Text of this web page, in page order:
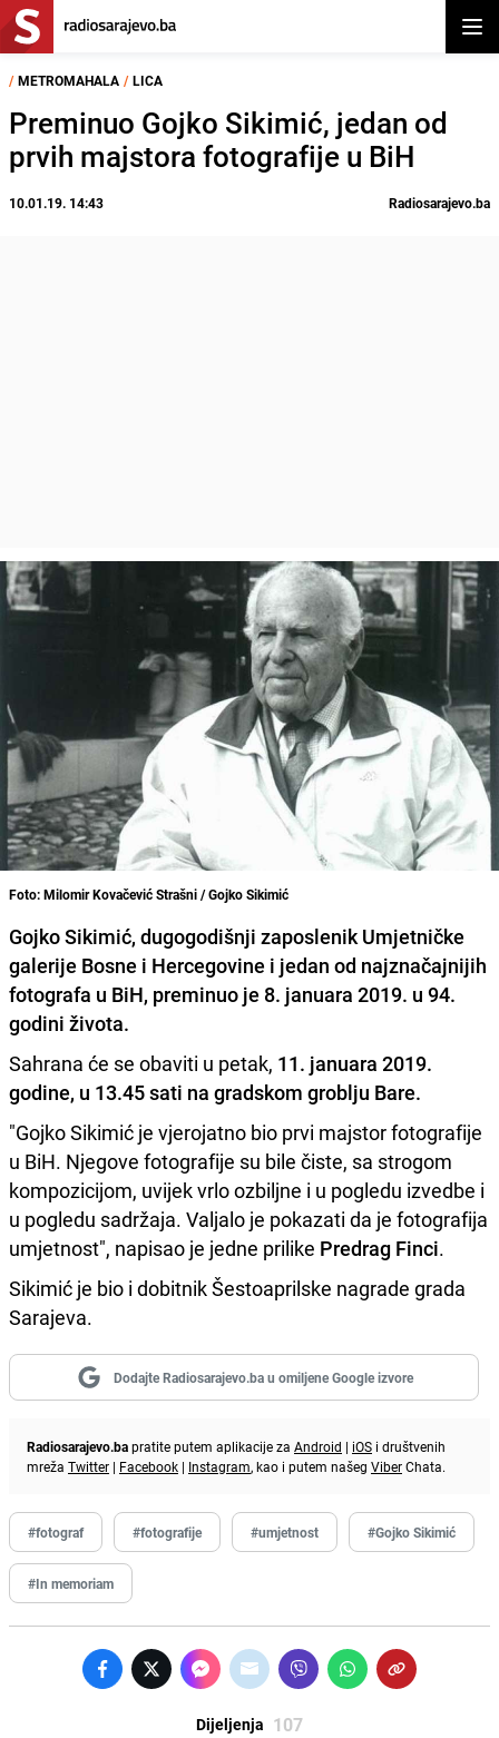
/ METROMAHALA / LICA
Preminuo Gojko Sikimić, jedan od
prvih majstora fotografije u BiH
10.01.19. 14:43 Radiosarajevo.ba
Foto: Milomir Kovačević Strašni / Gojko Sikimić
Gojko Sikimić, dugogodišnji zaposlenik Umjetničke
galerije Bosne i Hercegovine i jedan od najznačajnijih
fotografa u BiH, preminuo je 8. januara 2019. u 94.
godini života.
Sahrana će se obaviti u petak, 11. januara 2019.
godine, u 13.45 sati na gradskom groblju Bare.
"Gojko Sikimić je vjerojatno bio prvi majstor fotografije
u BiH. Njegove fotografije su bile čiste, sa strogom
kompozicijom, uvijek vrlo ozbiljne i u pogledu izvedbe i
u pogledu sadržaja. Valjalo je pokazati da je fotografija
umjetnost", napisao je jedne prilike Predrag Finci.
Sikimić je bio i dobitnik Šestoaprilske nagrade grada
Sarajeva.
Dodajte Radiosarajevo.ba u omiljene Google izvore
Radiosarajevo.bapratite putem aplikacije za Android | iOS i društvenih
mreža Twitter | Facebook | Instagram, kao i putem našeg ViberChata.
#fotograf #fotografije #umjetnost #Gojko Sikimić
#In memoriam
Dijeljenja 107